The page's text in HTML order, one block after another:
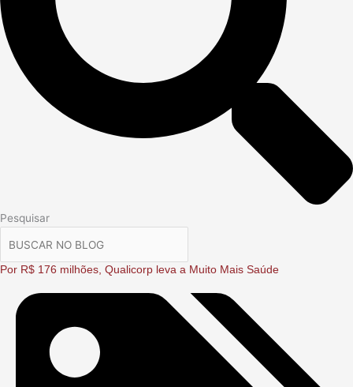
Pesquisar
Por R$ 176 milhões, Qualicorp leva a Muito Mais Saúde